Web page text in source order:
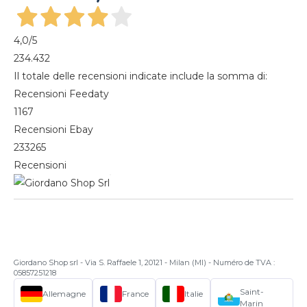
4,0/5
234.432
Il totale delle recensioni indicate include la somma di:
Recensioni Feedaty
1167
Recensioni Ebay
233265
Recensioni
Giordano Shop srl - Via S. Raffaele 1, 20121 - Milan (MI) - Numéro de TVA :
05857251218
Allemagne France Italie
Saint-
Marin